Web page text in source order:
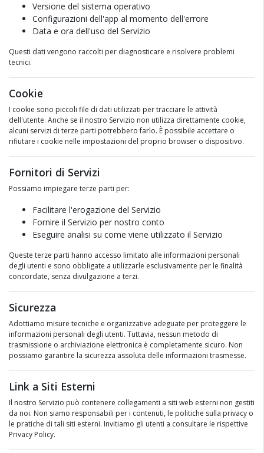
Versione del sistema operativo
Configurazioni dell'app al momento dell'errore
Data e ora dell'uso del Servizio
Questi dati vengono raccolti per diagnosticare e risolvere problemi
tecnici.
Cookie
I cookie sono piccoli file di dati utilizzati per tracciare le attività
dell'utente. Anche se il nostro Servizio non utilizza direttamente cookie,
alcuni servizi di terze parti potrebbero farlo. È possibile accettare o
rifiutare i cookie nelle impostazioni del proprio browser o dispositivo.
Fornitori di Servizi
Possiamo impiegare terze parti per:
Facilitare l'erogazione del Servizio
Fornire il Servizio per nostro conto
Eseguire analisi su come viene utilizzato il Servizio
Queste terze parti hanno accesso limitato alle informazioni personali
degli utenti e sono obbligate a utilizzarle esclusivamente per le finalità
concordate, senza divulgazione a terzi.
Sicurezza
Adottiamo misure tecniche e organizzative adeguate per proteggere le
informazioni personali degli utenti. Tuttavia, nessun metodo di
trasmissione o archiviazione elettronica è completamente sicuro. Non
possiamo garantire la sicurezza assoluta delle informazioni trasmesse.
Link a Siti Esterni
Il nostro Servizio può contenere collegamenti a siti web esterni non gestiti
da noi. Non siamo responsabili per i contenuti, le politiche sulla privacy o
le pratiche di tali siti esterni. Invitiamo gli utenti a consultare le rispettive
Privacy Policy.